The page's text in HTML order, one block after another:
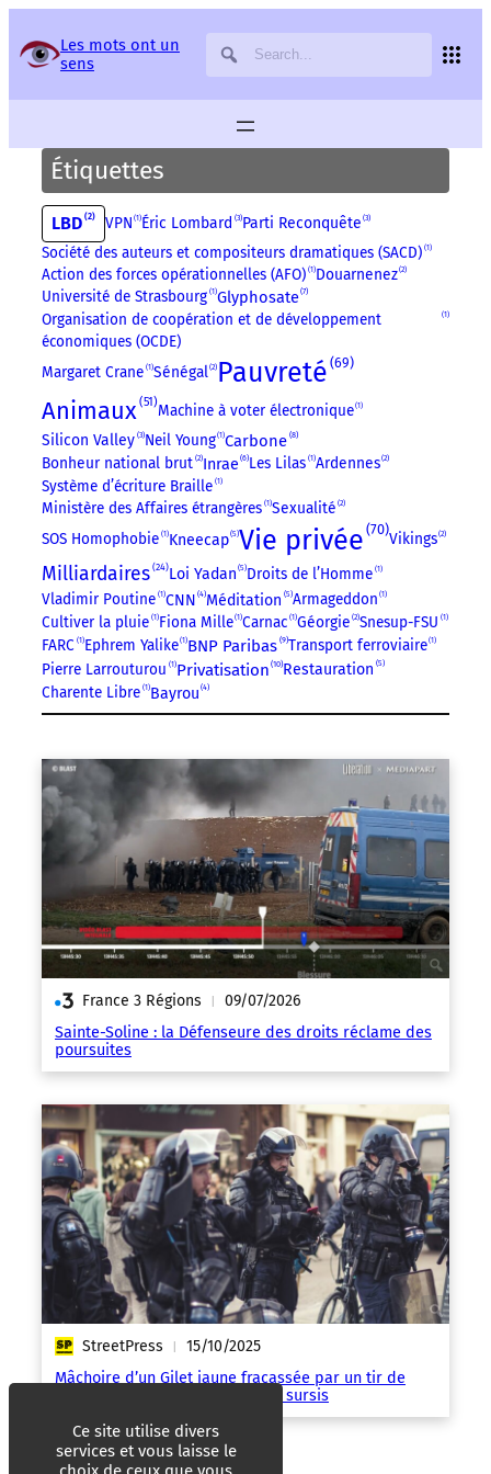
Les mots ont un
sens
Étiquettes
LBD 2 VPN 1 Éric Lombard 3 Parti Reconquête 3
Société des auteurs et compositeurs dramatiques (SACD) 1
Action des forces opérationnelles (AFO) 1 Douarnenez 2
Université de Strasbourg 1 Glyphosate 7
Organisation de coopération et de développement
économiques (OCDE)
1
Margaret Crane 1 Sénégal 2 Pauvreté 69
Animaux 51 Machine à voter électronique 1
Silicon Valley 3 Neil Young 1 Carbone 8
Bonheur national brut 2 Inrae 6 Les Lilas 1 Ardennes 2
Système d’écriture Braille 1
Ministère des Affaires étrangères 1 Sexualité 2
SOS Homophobie 1 Kneecap 5 Vie privée 70
Vikings 2
Milliardaires 24 Loi Yadan 5 Droits de l’Homme 1
Vladimir Poutine 1 CNN 4 Méditation 5 Armageddon 1
Cultiver la pluie 1 Fiona Mille 1 Carnac 1 Géorgie 2 Snesup-FSU 1
FARC 1 Ephrem Yalike 1 BNP Paribas 9 Transport ferroviaire 1
Pierre Larrouturou 1 Privatisation 10 Restauration 5
Charente Libre 1 Bayrou 4
France 3 Régions | 09/07/2026
Sainte-Soline : la Défenseure des droits réclame des
poursuites
StreetPress | 15/10/2025
Mâchoire d’un Gilet jaune fracassée par un tir de
LBD : le policier condamné à du sursis
Panneau de gestion des services
Ce site utilise divers
services et vous laisse le